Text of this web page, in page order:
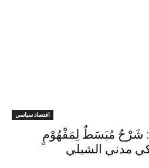
اقتصاد سياسي
شَرْحٌ مُبَسَطٌ لِمَفْهُوْمٍ
مدني الشبلي